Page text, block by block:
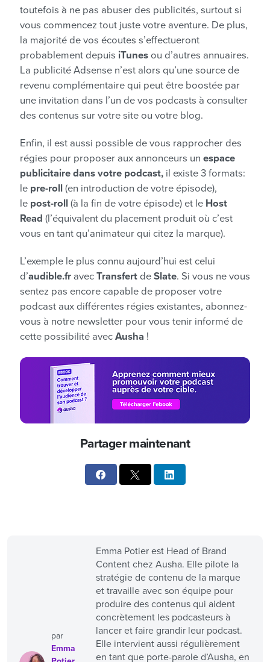
toutefois à ne pas abuser des publicités, surtout si
vous commencez tout juste votre aventure. De plus,
la majorité de vos écoutes s’effectueront
probablement depuis iTunes ou d’autres annuaires.
La publicité Adsense n’est alors qu’une source de
revenu complémentaire qui peut être boostée par
une invitation dans l’un de vos podcasts à consulter
des contenus sur votre site ou votre blog.
Enfin, il est aussi possible de vous rapprocher des
régies pour proposer aux annonceurs un espace
publicitaire dans votre podcast, il existe 3 formats:
le pre-roll (en introduction de votre épisode),
le post-roll (à la fin de votre épisode) et le Host
Read (l’équivalent du placement produit où c’est
vous en tant qu’animateur qui citez la marque).
L’exemple le plus connu aujourd’hui est celui
d’audible.fr avec Transfert de Slate. Si vous ne vous
sentez pas encore capable de proposer votre
podcast aux différentes régies existantes, abonnez-
vous à notre newsletter pour vous tenir informé de
cette possibilité avec Ausha !
Partager maintenant
par
Emma
Emma Potier est Head of Brand
Content chez Ausha. Elle pilote la
stratégie de contenu de la marque
et travaille avec son équipe pour
produire des contenus qui aident
concrètement les podcasteurs à
lancer et faire grandir leur podcast.
Elle intervient aussi régulièrement
en tant que porte-parole d’Ausha, en